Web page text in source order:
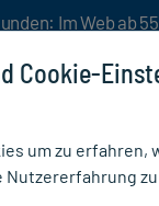
Im Web ab
Cookie-
um zu erfahren,
Nutzererfahrung